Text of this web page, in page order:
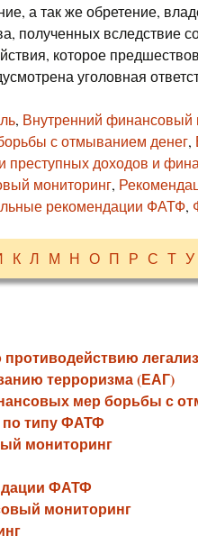
а так же обретение,
полученных вследствие
которое
уголовная
, Внутренний финансовый
с отмыванием денег,
преступных доходов и
мониторинг,
рекомендации ФАТФ,
К Л М Н О П Р С Т У
противодействию
терроризма (ЕАГ)
мер борьбы с
типу ФАТФ
мониторинг
ФАТФ
мониторинг